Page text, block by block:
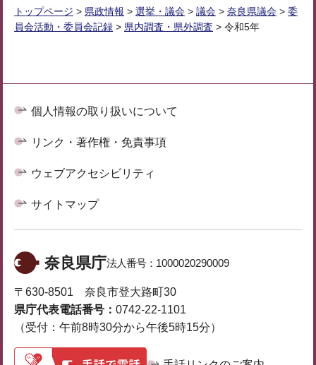
トップページ > 県政情報 > 選挙・議会 > 議会 > 奈良県議会 > 委
員会活動・委員会記録 > 県内調査・県外調査 > 令和5年
個人情報の取り扱いについて
リンク・著作権・免責事項
ウェブアクセシビリティ
サイトマップ
奈良県庁法人番号： 1000020290009
〒630-8501 奈良市登大路町30
県庁代表電話番号： 0742-22-1101
（受付：午前8時30分から午後5時15分）